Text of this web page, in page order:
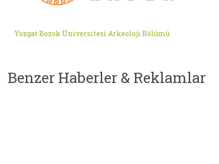
Yozgat Bozok Üniversitesi Arkeoloji Bölümü
Benzer Haberler & Reklamlar